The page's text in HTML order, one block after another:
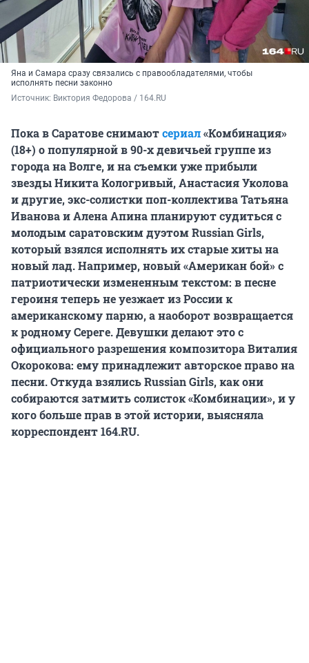
Яна и Самара сразу связались с правообладателями, чтобы
исполнять песни законно
Источник: Виктория Федорова / 164.RU
Пока в Саратове снимаютсериал«Комбинация»
(18+) о популярной в 90-х девичьей группе из
города на Волге, и на съемки уже прибыли
звезды Никита Кологривый, Анастасия Уколова
и другие, экс-солистки поп-коллектива Татьяна
Иванова и Алена Апина планируют судиться с
молодым саратовским дуэтом Russian Girls,
который взялся исполнять их старые хиты на
новый лад. Например, новый «Американ бой» с
патриотически измененным текстом: в песне
героиня теперь не уезжает из России к
американскому парню, а наоборот возвращается
к родному Сереге. Девушки делают это с
официального разрешения композитора Виталия
Окорокова: ему принадлежит авторское право на
песни. Откуда взялись Russian Girls, как они
собираются затмить солисток «Комбинации», и у
кого больше прав в этой истории, выясняла
корреспондент 164.RU.